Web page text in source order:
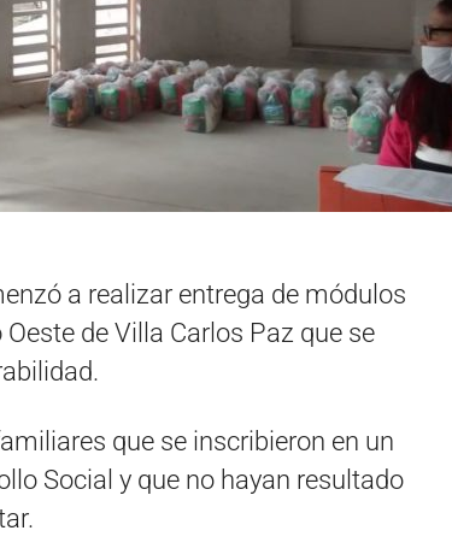
a realizar entrega de módulos
de Villa Carlos Paz que se
que se inscribieron en un
Social y que no hayan resultado